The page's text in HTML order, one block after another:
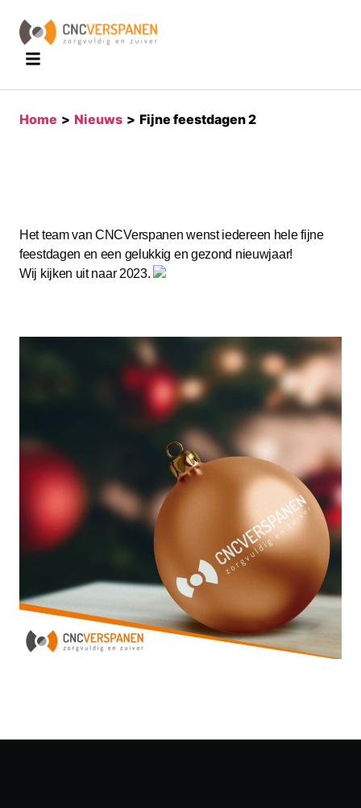
home > nieuws > fijne feestdagen 2
Het team van CNCVerspanen wenst iedereen hele fijne
feestdagen en een gelukkig en gezond nieuwjaar!
Wij kijken uit naar 2023.